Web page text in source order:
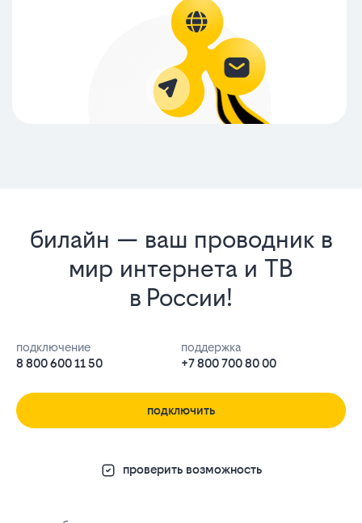
билайн — ваш проводник в
мир интернета и ТВ
в России!
подключение
8 800 600 11 50
поддержка
+7 800 700 80 00
подключить
проверить возможность